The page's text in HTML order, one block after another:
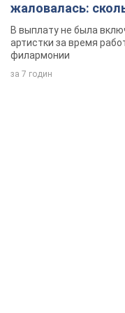
жаловалась:
певица
В выплату не была
артистки за время
филармонии
за 7 годин